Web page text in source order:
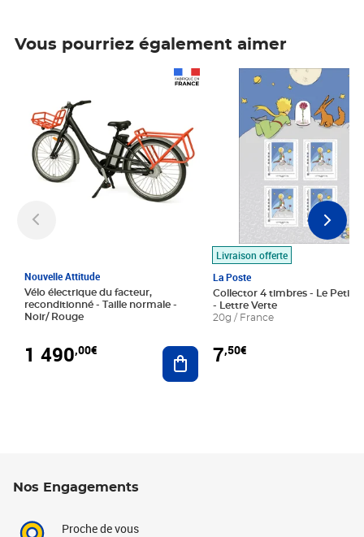
Vous pourriez également aimer
Nouvelle Attitude
Vélo électrique du facteur,
reconditionné - Taille normale -
Noir/ Rouge
1 490,00€ Ajouter au panier
Livraison offerte
La Poste
Collector 4 timbres - Le Petit
- Lettre Verte
20g / France
7,50€
Prix 7,50€
Nos Engagements
Proche de vous